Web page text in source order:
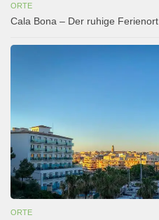
ORTE
Cala Bona – Der ruhige Ferienort
ORTE